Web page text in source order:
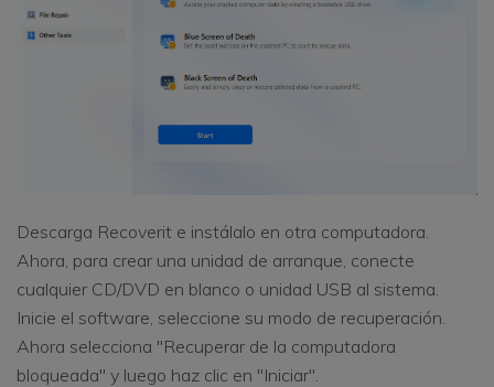
Descarga Recoverit e instálalo en otra computadora.
Ahora, para crear una unidad de arranque, conecte
cualquier CD/DVD en blanco o unidad USB al sistema.
Inicie el software, seleccione su modo de recuperación.
Ahora selecciona "Recuperar de la computadora
bloqueada" y luego haz clic en "Iniciar".